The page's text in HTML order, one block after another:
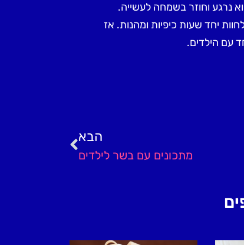
נרגע וחוזר בשמחה לעשייה.
יחד שעות כיפיות ומהנות. אז
עם הילדים.
הבא
מתכונים עם בשר לילדים